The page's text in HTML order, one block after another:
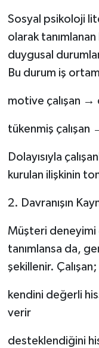
Sosyal psikoloji
olarak
duygusal
Bu durum iş
motive çalışan →
tükenmiş çalışan
Dolayısıyla
kurulan ilişkinin
2. Davranışın
Müşteri deneyimi
tanımlansa da,
şekillenir. Çalışan;
kendini değerli
verir
desteklendiğini